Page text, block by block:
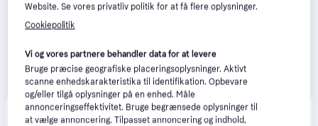
Outnorth
39 kr. fragt,1-3 dage
Website. Se vores privatliv politik for at få flere oplysninger.
Cookiepolitik
Vi og vores partnere behandler data for at levere
Bruge præcise geografiske placeringsoplysninger. Aktivt
scanne enhedskarakteristika til identifikation. Opbevare
og/eller tilgå oplysninger på en enhed. Måle
annonceringseffektivitet. Bruge begrænsede oplysninger til
at vælge annoncering. Tilpasset annoncering og indhold,